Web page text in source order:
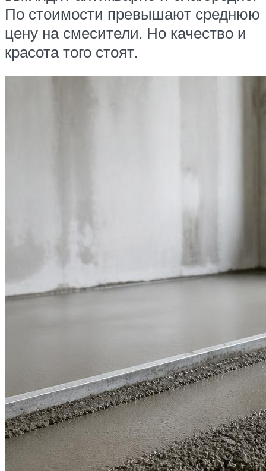
По стоимости превышают среднюю
цену на смесители. Но качество и
красота того стоят.